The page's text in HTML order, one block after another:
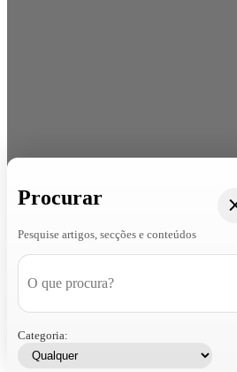
Procurar
Pesquise artigos, secções e conteúdos
Categoria: